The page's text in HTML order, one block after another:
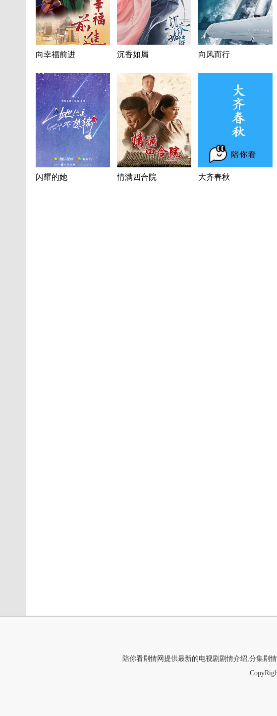
向幸福前进 沉香如屑 向风而行
闪耀的她 情满四合院 大齐春秋
陪你看剧情网提供最新的电视剧剧情介绍,分集剧